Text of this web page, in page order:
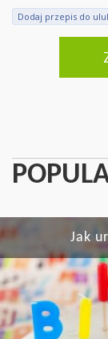
Dodaj przepis do
Jak